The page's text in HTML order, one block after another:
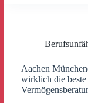
Aachen
wirklich die